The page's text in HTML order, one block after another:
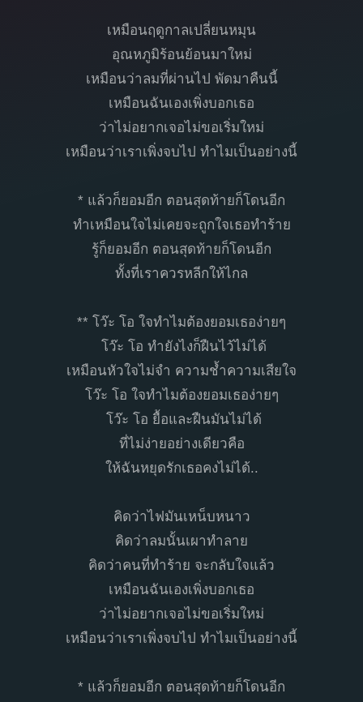
เหมือนฤดูกาลเปลี่ยนหมุน
อุณหภูมิร้อนย้อนมาใหม่
เหมือนว่าลมที่ผ่านไป พัดมาคืนนี้
เหมือนฉันเองเพิ่งบอกเธอ
ว่าไม่อยากเจอไม่ขอเริ่มใหม่
เหมือนว่าเราเพิ่งจบไป ทำไมเป็นอย่างนี้
* แล้วก็ยอมอีก ตอนสุดท้ายก็โดนอีก
ทำเหมือนใจไม่เคยจะถูกใจเธอทำร้าย
รู้ก็ยอมอีก ตอนสุดท้ายก็โดนอีก
ทั้งที่เราควรหลีกให้ไกล
** โว๊ะ โอ ใจทำไมต้องยอมเธอง่ายๆ
โว๊ะ โอ ทำยังไงก็ฝืนไว้ไม่ได้
เหมือนหัวใจไม่จำ ความช้ำความเสียใจ
โว๊ะ โอ ใจทำไมต้องยอมเธอง่ายๆ
โว๊ะ โอ ยื้อและฝืนมันไม่ได้
ที่ไม่ง่ายอย่างเดียวคือ
ให้ฉันหยุดรักเธอคงไม่ได้..
คิดว่าไฟมันเหน็บหนาว
คิดว่าลมนั้นเผาทำลาย
คิดว่าคนที่ทำร้าย จะกลับใจแล้ว
เหมือนฉันเองเพิ่งบอกเธอ
ว่าไม่อยากเจอไม่ขอเริ่มใหม่
เหมือนว่าเราเพิ่งจบไป ทำไมเป็นอย่างนี้
* แล้วก็ยอมอีก ตอนสุดท้ายก็โดนอีก